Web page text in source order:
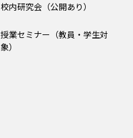
校内研究会（公開あり）
授業セミナー（教員・学生対
象）